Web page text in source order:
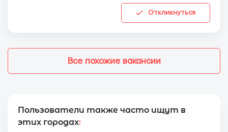
Откликнуться
Все похожие вакансии
Пользователи также часто ищут в
этих городах: